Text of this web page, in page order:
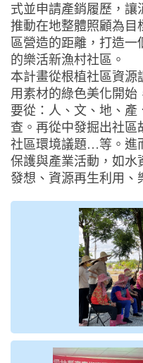
式並申請產銷履歷，讓
推動在地整體照顧為目
區營造的距離，打造一
的樂活新漁村社區。
本計畫從根植社區資源
用素材的綠色美化開始
要從：人、文、地、產
查。再從中發掘出社區
社區環境議題…等。進
保護與產業活動，如水
發想、資源再生利用、